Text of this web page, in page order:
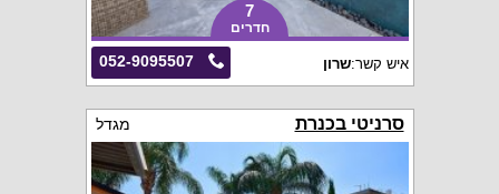
7
חדרים
052-9095507 איש קשר:שרון
סרניטי בכנרת מגדל